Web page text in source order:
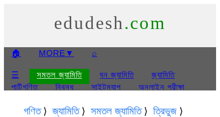
edudesh.com
🏠 MORE ▼ ⌕
☰ সমতল জ্যামিতি ঘন জ্যামিতি
জ্যামিতি
পাটিগণিত
নিবন্ধ সাইটম্যাপ
অনলাইন পরীক্ষা
প্রেজেন্টেশন
ত্রিকোণমিতি প্রেজেন্টেশন সম্বন্ধে
গণিত জ্যামিতি সমতল জ্যামিতি
ত্রিভুজ